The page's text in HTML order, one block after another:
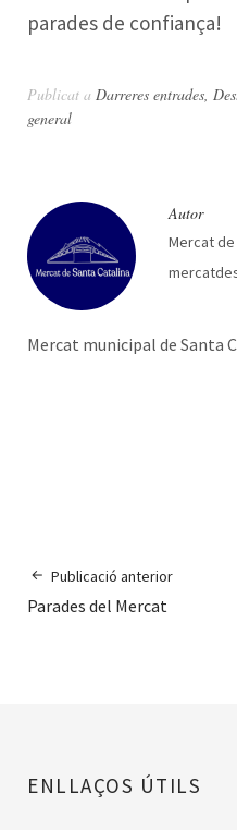
parades de confiança!
Publicat a Darreres entrades,
general
Autor
Mercat de
Mercat municipal de Santa
Publicació anterior
Parades del Mercat
ENLLAÇOS ÚTILS